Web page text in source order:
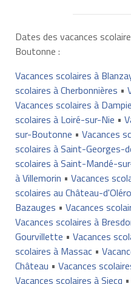
Dates des vacances
Boutonne :
Vacances scolaires à
scolaires à Cherbonnières •
Vacances scolaires à
scolaires à Loiré-sur-Nie •
sur-Boutonne • Vacances
scolaires à Saint-Georges-
scolaires à Saint-Mandé-
à Villemorin • Vacances
scolaires au Château-
Bazauges • Vacances
Vacances scolaires à
Gourvillette • Vacances
scolaires à Massac•
Château • Vacances
Vacances scolaires à Siecq •